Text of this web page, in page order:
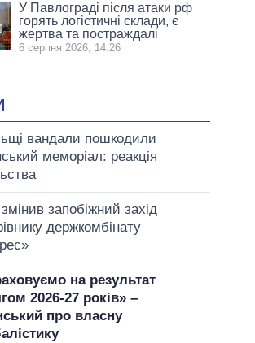
У Павлограді після атаки рф
горять логістичні склади, є
жертва та постраждалі
6 серпня 2026, 14:26
вандали пошкодили
меморіал: реакція
запобіжний захід
держкомбінату
на результат
2026-27 років» –
про власну